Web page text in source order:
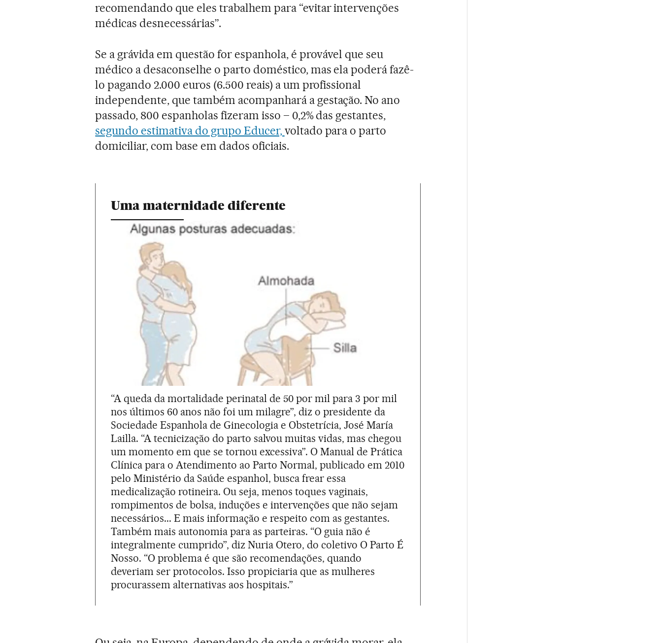
recomendando que eles trabalhem para “evitar intervenções
médicas desnecessárias”.
Se a grávida em questão for espanhola, é provável que seu
médico a desaconselhe o parto doméstico, mas ela poderá fazê-
lo pagando 2.000 euros (6.500 reais) a um profissional
independente, que também acompanhará a gestação. No ano
passado, 800 espanholas fizeram isso – 0,2% das gestantes,
segundo estimativa do grupo Educer,voltado para o parto
domiciliar, com base em dados oficiais.
Uma maternidade diferente
“A queda da mortalidade perinatal de 50 por mil para 3 por mil
nos últimos 60 anos não foi um milagre”, diz o presidente da
Sociedade Espanhola de Ginecologia e Obstetrícia, José María
Lailla. “A tecnicização do parto salvou muitas vidas, mas chegou
um momento em que se tornou excessiva”. O Manual de Prática
Clínica para o Atendimento ao Parto Normal, publicado em 2010
pelo Ministério da Saúde espanhol, busca frear essa
medicalização rotineira. Ou seja, menos toques vaginais,
rompimentos de bolsa, induções e intervenções que não sejam
necessários... E mais informação e respeito com as gestantes.
Também mais autonomia para as parteiras. “O guia não é
integralmente cumprido”, diz Nuria Otero, do coletivo O Parto É
Nosso. “O problema é que são recomendações, quando
deveriam ser protocolos. Isso propiciaria que as mulheres
procurassem alternativas aos hospitais.”